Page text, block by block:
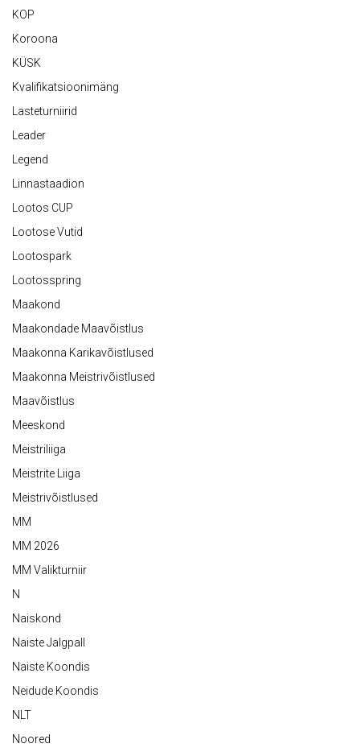
KOP
Koroona
KÜSK
Kvalifikatsioonimäng
Lasteturniirid
Leader
Legend
Linnastaadion
Lootos CUP
Lootose Vutid
Lootospark
Lootosspring
Maakond
Maakondade Maavõistlus
Maakonna Karikavõistlused
Maakonna Meistrivõistlused
Maavõistlus
Meeskond
Meistriliiga
Meistrite Liiga
Meistrivõistlused
MM
MM 2026
MM Valikturniir
N
Naiskond
Naiste Jalgpall
Naiste Koondis
Neidude Koondis
NLT
Noored